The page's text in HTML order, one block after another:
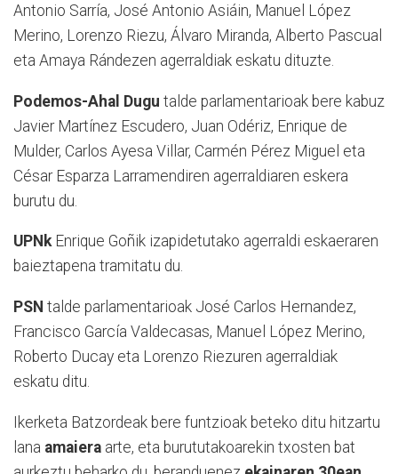
Antonio Sarría, José Antonio Asiáin, Manuel López
Merino, Lorenzo Riezu, Álvaro Miranda, Alberto Pascual
eta Amaya Rándezen agerraldiak eskatu dituzte.
Podemos-Ahal Dugu talde parlamentarioak bere kabuz
Javier Martínez Escudero, Juan Odériz, Enrique de
Mulder, Carlos Ayesa Villar, Carmén Pérez Miguel eta
César Esparza Larramendiren agerraldiaren eskera
burutu du.
UPNk Enrique Goñik izapidetutako agerraldi eskaeraren
baieztapena tramitatu du.
PSN talde parlamentarioak José Carlos Hernandez,
Francisco García Valdecasas, Manuel López Merino,
Roberto Ducay eta Lorenzo Riezuren agerraldiak
eskatu ditu.
Ikerketa Batzordeak bere funtzioak beteko ditu hitzartu
lana amaiera arte, eta burututakoarekin txosten bat